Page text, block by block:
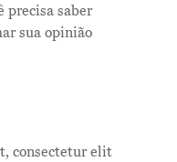
precisa saber
sua opinião
consectetur elit